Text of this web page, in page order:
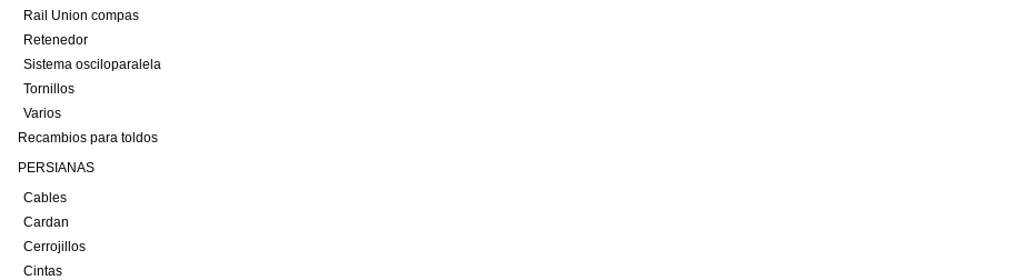
Rail Union compas
Retenedor
Sistema osciloparalela
Tornillos
Varios
Recambios para toldos
PERSIANAS
Cables
Cardan
Cerrojillos
Cintas